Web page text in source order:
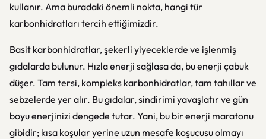
kullanır. Ama buradaki önemli nokta, hangi tür
karbonhidratları tercih ettiğimizdir.
Basit karbonhidratlar, şekerli yiyeceklerde ve işlenmiş
gıdalarda bulunur. Hızla enerji sağlasa da, bu enerji çabuk
düşer. Tam tersi, kompleks karbonhidratlar, tam tahıllar ve
sebzelerde yer alır. Bu gıdalar, sindirimi yavaşlatır ve gün
boyu enerjinizi dengede tutar. Yani, bu bir enerji maratonu
gibidir; kısa koşular yerine uzun mesafe koşucusu olmayı